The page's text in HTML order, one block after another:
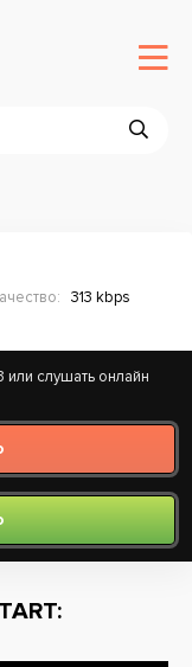
313 kbps
или слушать онлайн